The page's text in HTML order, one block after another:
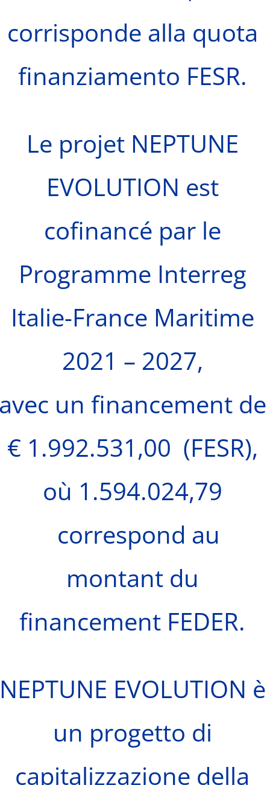
corrisponde alla quota
finanziamento FESR.
Le projet NEPTUNE
EVOLUTION est
cofinancé par le
Programme Interreg
Italie-France Maritime
2021 – 2027,
un financement de
€ 1.992.531,00 (FESR),
où 1.594.024,79
correspond au
montant du
financement FEDER.
EVOLUTION è
un progetto di
capitalizzazione della